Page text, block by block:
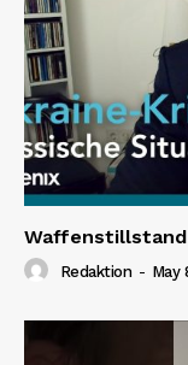
Redaktion - May